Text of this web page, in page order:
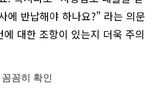
에 반납해야 하나요?” 라는 의문
대한 조항이 있는지 더욱 주의
꼼히 확인